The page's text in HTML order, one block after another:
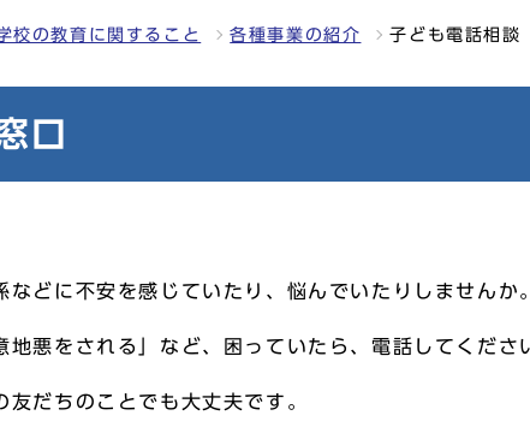
校の教育に関すること 各種事業の紹介 子ども電話相
口
どに不安を感じていたり、悩んでいたりしませんか。
地悪をされる」など、困っていたら、電話してくださ
だちのことでも大丈夫です。